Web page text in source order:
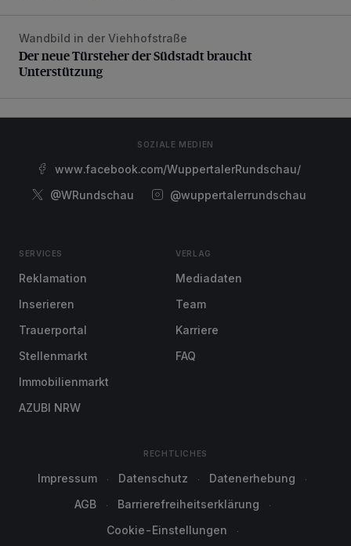
Der neue Türsteher der Südstadt braucht Unterstützung
Wandbild in der Viehhofstraße
Der neue Türsteher der Südstadt braucht
Unterstützung
SOZIALE MEDIEN
www.facebook.com/WuppertalerRundschau/
@WRundschau
@wuppertalerrundschau
SERVICES
Reklamation
Inserieren
Trauerportal
Stellenmarkt
Immobilienmarkt
AZUBI NRW
VERLAG
Mediadaten
Team
Karriere
FAQ
RECHTLICHES
Impressum Datenschutz
Datenerhebung
AGB
Barrierefreiheitserklärung
Cookie-Einstellungen